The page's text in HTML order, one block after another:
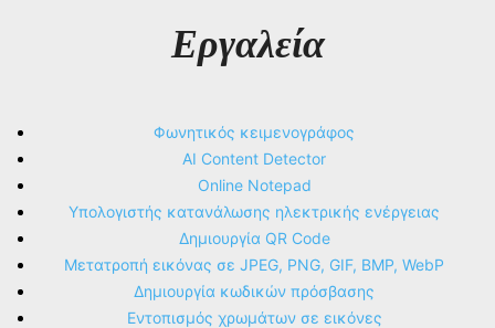
Εργαλεία
Φωνητικός κειμενογράφος
AI Content Detector
Online Notepad
Υπολογιστής κατανάλωσης ηλεκτρικής ενέργειας
Δημιουργία QR Code
Μετατροπή εικόνας σε JPEG, PNG, GIF, BMP, WebP
Δημιουργία κωδικών πρόσβασης
Εντοπισμός χρωμάτων σε εικόνες